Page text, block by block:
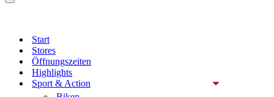
Navigationsmenü
Start
Stores
Öffnungszeiten
Highlights
Sport & Action